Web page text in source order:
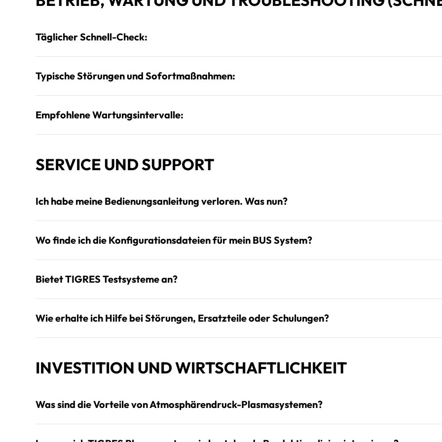
Täglicher Schnell-Check:
Typische Störungen und Sofortmaßnahmen:
Empfohlene Wartungsintervalle:
SERVICE UND SUPPORT
Ich habe meine Bedienungsanleitung verloren. Was nun?
Wo finde ich die Konfigurationsdateien für mein BUS System?
Bietet TIGRES Testsysteme an?
Wie erhalte ich Hilfe bei Störungen, Ersatzteile oder Schulungen?
INVESTITION UND WIRTSCHAFTLICHKEIT
Was sind die Vorteile von Atmosphärendruck-Plasmasystemen?